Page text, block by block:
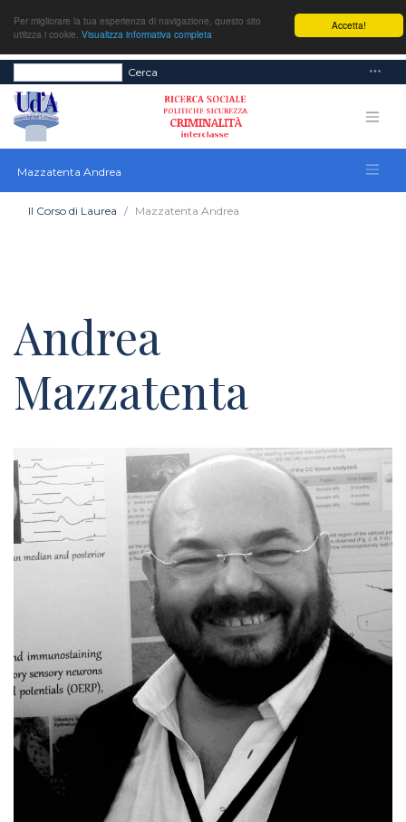
Accetta!
Per migliorare la tua esperienza di navigazione, questo sito
utilizza i cookie. Visualizza informativa completa
Cerca
Mazzatenta Andrea
Il Corso di Laurea Mazzatenta Andrea
Andrea
Mazzatenta